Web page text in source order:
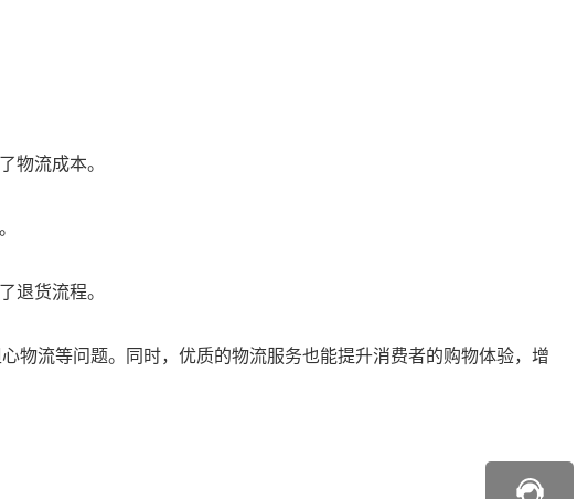
物流成本。
退货流程。
物流等问题。同时，优质的物流服务也能提升消费者的购物体验，增